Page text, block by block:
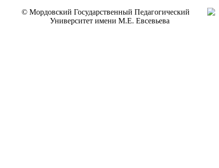
© Мордовский Государственный Педагогический
Университет имени М.Е. Евсевьева